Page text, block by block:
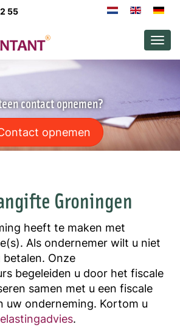
55
contact opnemen?
opnemen
Groningen
heeft te maken met
Als ondernemer wilt u niet
Onze
begeleiden u door het fiscale
samen met u een fiscale
uw onderneming. Kortom u
.